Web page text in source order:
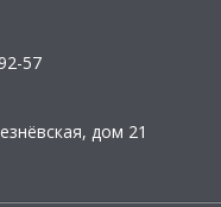
57
дом 21